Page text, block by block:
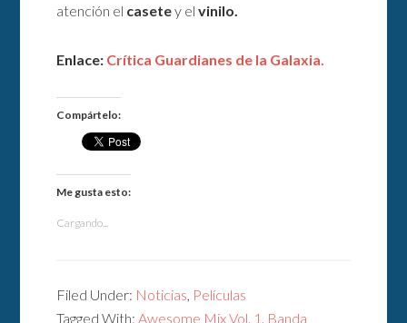
atención el casetey el vinilo.
Enlace: Crítica Guardianes de la Galaxia.
Compártelo:
Me gusta esto:
Cargando...
Filed Under: Noticias Películas
Tagged With: Awesome Mix Vol. 1 Banda